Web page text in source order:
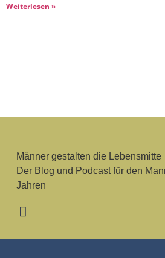
Weiterlesen »
Männer gestalten die Lebensmitte
Der Blog und Podcast für den
Jahren